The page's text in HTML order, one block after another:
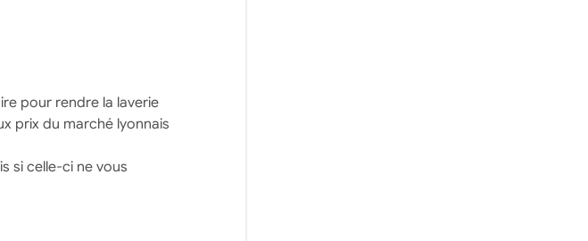
pour rendre la laverie
prix du marché lyonnais
si celle-ci ne vous